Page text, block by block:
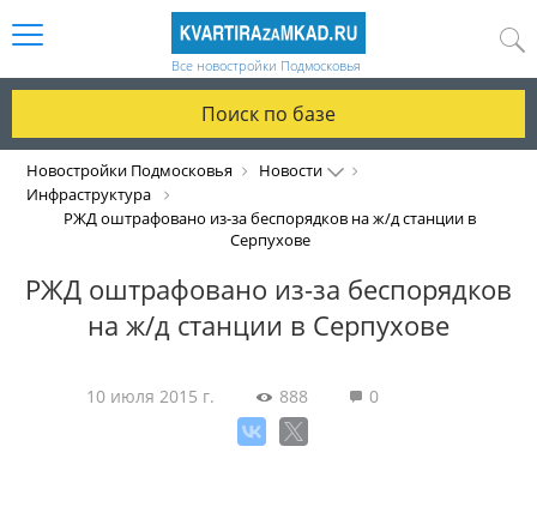
Все новостройки Подмосковья
Поиск по базе
Новостройки Подмосковья
Новости
Инфраструктура
РЖД оштрафовано из-за беспорядков на ж/д станции в
Серпухове
РЖД оштрафовано из-за беспорядков
на ж/д станции в Серпухове
10 июля 2015 г. 888 0